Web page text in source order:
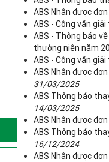
ABS Nhận được
ABS - Công văn
ABS - Thông báo
thường niên năm
ABS - Công văn
ABS Nhận được
31/03/2025
ABS Thông báo
14/03/2025
ABS Nhận được
ABS Thông báo
16/12/2024
ABS Nhận được